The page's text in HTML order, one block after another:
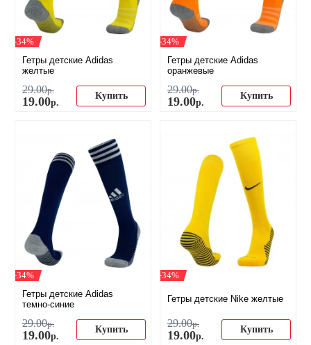
-34%
Гетры детские Adidas
желтые
29.00р.
19.00р.
Купить
-34%
Гетры детские Adidas
оранжевые
29.00р.
19.00р.
Купить
-34%
Гетры детские Adidas
темно-синие
29.00р.
19.00р.
Купить
-34%
Гетры детские Nike желтые
29.00р.
19.00р.
Купить